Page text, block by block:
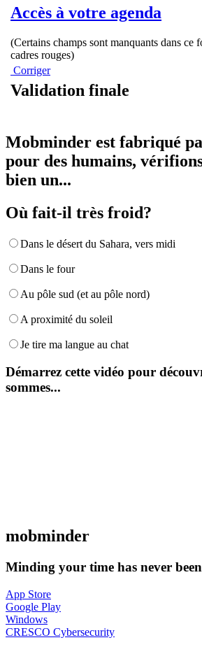
Accès à votre agenda
(Certains champs sont manquants dans ce
cadres rouges)
Corriger
Validation finale
Mobminder est fabriqué
pour des humains,
bien un...
Où fait-il très froid?
Dans le désert du Sahara, vers midi
Dans le four
Au pôle sud (et au pôle nord)
A proximité du soleil
Je tire ma langue au chat
Démarrez cette vidéo pour
sommes...
mobminder
Minding your time has never
App Store
Google Play
Windows
CRESCO Cybersecurity